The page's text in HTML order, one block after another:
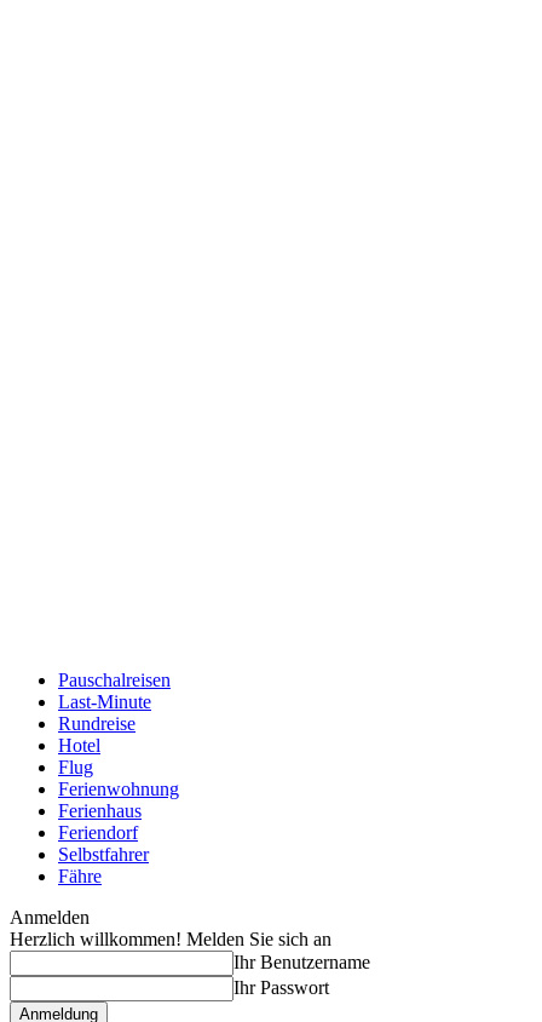
Pauschalreisen
Last-Minute
Rundreise
Hotel
Flug
Ferienwohnung
Ferienhaus
Feriendorf
Selbstfahrer
Fähre
Anmelden
Herzlich willkommen! Melden Sie sich an
Ihr Benutzername
Ihr Passwort